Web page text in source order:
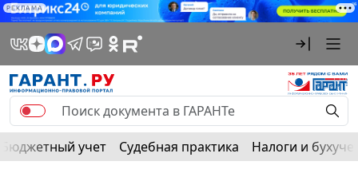
РЕКЛАМА
Бюджетный учет Судебная практика Налоги и